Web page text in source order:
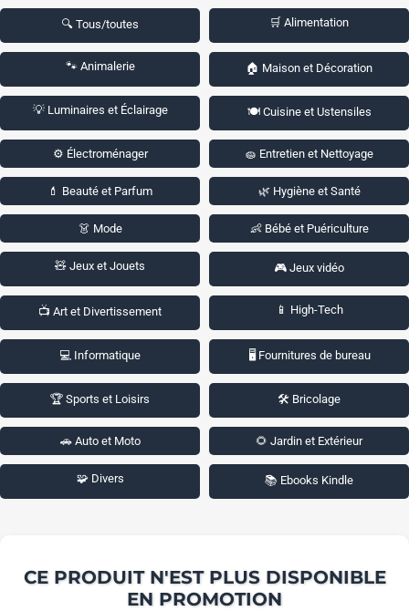
🔍 Tous/toutes 🛒 Alimentation
🐾 Animalerie 🏠 Maison et Décoration
💡 Luminaires et Éclairage 🍽️ Cuisine et Ustensiles
⚙️ Électroménager 🧽 Entretien et Nettoyage
💄 Beauté et Parfum 🌿 Hygiène et Santé
👗 Mode 👶 Bébé et Puériculture
🧸 Jeux et Jouets 🎮 Jeux vidéo
📺 Art et Divertissement 📱 High-Tech
💻 Informatique 🖥️ Fournitures de bureau
🏆 Sports et Loisirs 🛠️ Bricolage
🚗 Auto et Moto 🌻 Jardin et Extérieur
🧩 Divers 📚 Ebooks Kindle
CE PRODUIT N'EST PLUS DISPONIBLE
EN PROMOTION